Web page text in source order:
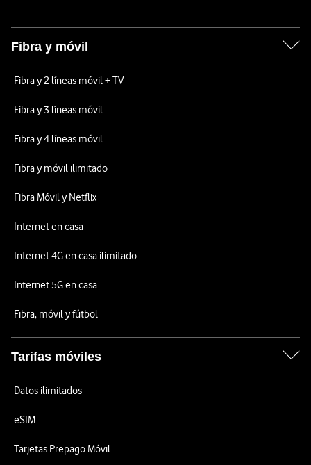
Fibra y móvil
Fibra y 2 líneas móvil + TV
Fibra y 3 líneas móvil
Fibra y 4 líneas móvil
Fibra y móvil ilimitado
Fibra Móvil y Netflix
Internet en casa
Internet 4G en casa ilimitado
Internet 5G en casa
Fibra, móvil y fútbol
Tarifas móviles
Datos ilimitados
eSIM
Tarjetas Prepago Móvil